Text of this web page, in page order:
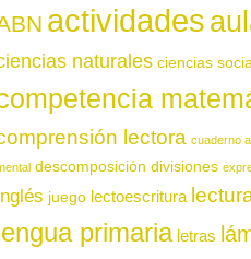
actividades
naturales ciencias
lectora cuaderno
descomposición divisiones
juego lectoescritura
primaria letras